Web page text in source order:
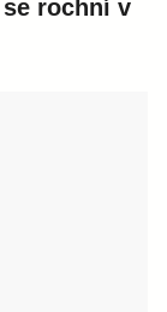
rochní v